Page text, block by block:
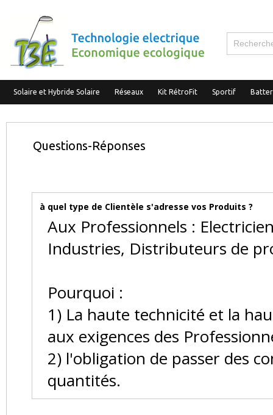
Solaire et Hybride Solaire Réseaux Kit RétroFit Sportif
Questions-Réponses
à quel type de Clientèle s'adresse vos Produits ?
Aux Professionnels :
Industries, Distributeurs de
Pourquoi :
1) La haute technicité et la
aux exigences des
2) l'obligation de passer des
quantités.